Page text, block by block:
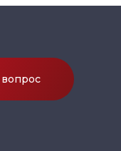
вопрос